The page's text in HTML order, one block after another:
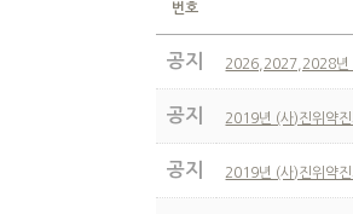
번호
공지 2026,2027,2028년
공지 2019년 (사)진위약
공지 2019년 (사)진위약